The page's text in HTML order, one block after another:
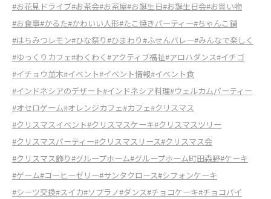
#お花見ドライブ#お茶会#お茶屋#お誕生日#お誕生日会#お買い物
#お食事#かるた#かわいい人形#たこ焼きパーティー#ちゃんこ鍋
#はちみつレモン#ひな祭り#ひまわり#ふせんバレー#みんなで楽しく
#ゆっくりカフェ#わくわく #アクティブ福祉#アロハダンス#イチゴ
#イチョウ並木#イベント#イベント情報#イベント食
#インドネシアのデザート#インドネシア料理#ウェルカムパーティー
#オセロゲーム#オレンジカフェ#カフェ#クリスマス
#クリスマスイベント#クリスマスケーキ#クリスマスツリー
#クリスマスパーティー#クリスマスリース#クリスマス会
#クリスマス飾り#グループホーム#グループホーム町田森野#ケーキ
#ゲーム#コーヒーゼリー#サンタクロース#シフォンケーキ
#シーツ交換#スイカ#ソプラノ#ダンス#チョコケーキ#チョコパイ